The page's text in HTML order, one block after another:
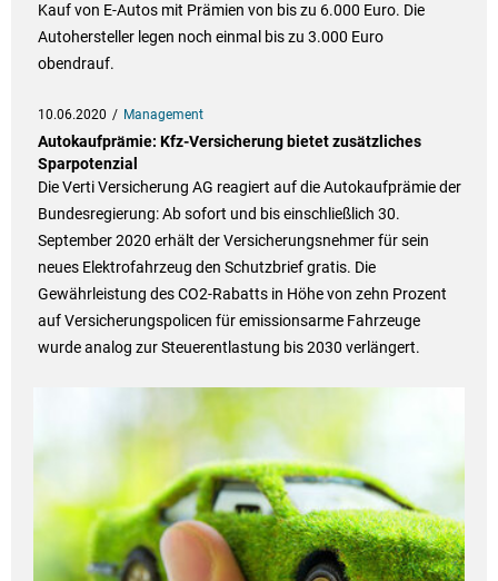
Kauf von E-Autos mit Prämien von bis zu 6.000 Euro. Die
Autohersteller legen noch einmal bis zu 3.000 Euro
obendrauf.
10.06.2020 Management
Autokaufprämie: Kfz-Versicherung bietet zusätzliches
Sparpotenzial
Die Verti Versicherung AG reagiert auf die Autokaufprämie der
Bundesregierung: Ab sofort und bis einschließlich 30.
September 2020 erhält der Versicherungsnehmer für sein
neues Elektrofahrzeug den Schutzbrief gratis. Die
Gewährleistung des CO2-Rabatts in Höhe von zehn Prozent
auf Versicherungspolicen für emissionsarme Fahrzeuge
wurde analog zur Steuerentlastung bis 2030 verlängert.